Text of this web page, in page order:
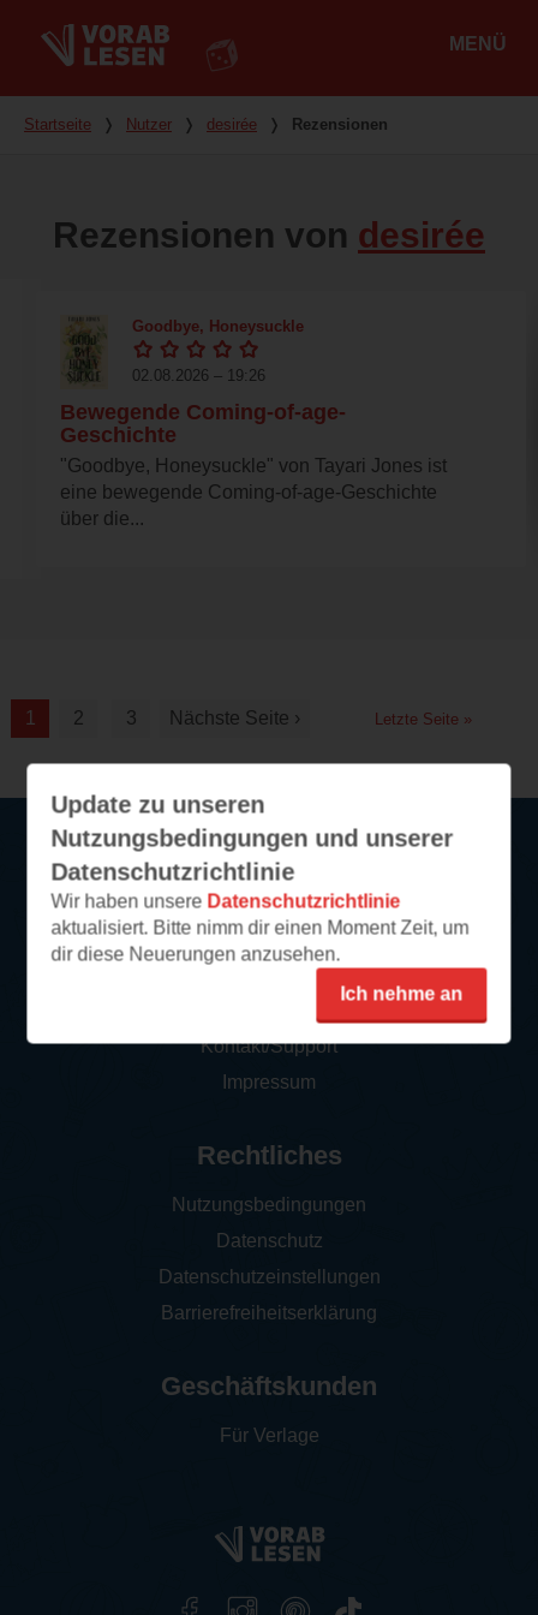
MENÜ
Du bist hier
Startseite ❭ Nutzer ❭ desirée ❭ Rezensionen
Rezensionen von desirée
Goodbye, Honeysuckle
02.08.2026 – 19:26
Bewegende Coming-of-age-
Geschichte
"Goodbye, Honeysuckle" von Tayari Jones ist
eine bewegende Coming-of-age-Geschichte
über die...
1 2 3 Nächste Seite › Letzte Seite »
Update zu unseren
Nutzungsbedingungen und unserer
Datenschutzrichtlinie
Wir haben unsere Datenschutzrichtlinie
aktualisiert. Bitte nimm dir einen Moment Zeit, um
dir diese Neuerungen anzusehen.
Ich nehme an
Service
So funktioniert‘s
Kontakt/Support
Impressum
Rechtliches
Nutzungsbedingungen
Datenschutz
Datenschutzeinstellungen
Barrierefreiheitserklärung
Geschäftskunden
Für Verlage